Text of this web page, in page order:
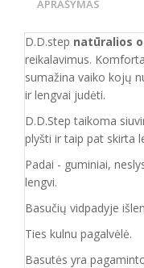
APRAŠYMAS
D.D.step natūralios
reikalavimus.
sumažina vaiko kojų
ir lengvai judėti.
D.D.Step taikoma
plyšti ir taip pat skirta
Padai - guminiai,
lengvi.
Basučių vidpadyje
Ties kulnu pagalvėlė.
Basutės yra